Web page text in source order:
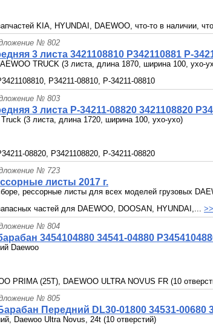
KIA, HYUNDAI, DAEWOO, что-то в наличии,
№ 802
3 листа 3421108810 P342110881 P-
TRUCK (3 листа, длина 1870, ширина 100, ухо-
P34211-08810, P-34211-08810
№ 803
3 листа P-34211-08820 3421108820
(3 листа, длина 1720, ширина 100, ухо-ухо)
08820, P3421108820, P-34211-08820
№ 723
листы 2017 г.
рессорные листы для всех моделей грузовых
частей для DAEWOO, DOOSAN, HYUNDAI,...
№ 804
3454104880 34541-04880
Daewoo
PRIMA (25T), DAEWOO ULTRA NOVUS FR (10
№ 805
Передний DL30-01800 34531-00680
Daewoo Ultra Novus, 24t (10 отверстий)